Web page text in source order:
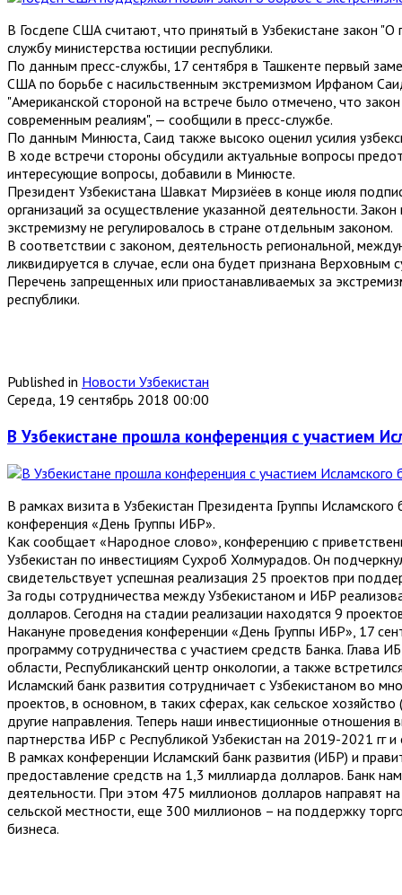
В Госдепе США считают, что принятый в Узбекистане закон
службу министерства юстиции республики.
По данным пресс-службы, 17 сентября в Ташкенте первый
США по борьбе с насильственным экстремизмом Ирфаном
"Американской стороной на встрече было отмечено, что
современным реалиям", — сообщили в пресс-службе.
По данным Минюста, Саид также высоко оценил усилия
В ходе встречи стороны обсудили актуальные вопросы
интересующие вопросы, добавили в Минюсте.
Президент Узбекистана Шавкат Мирзиёев в конце июля
организаций за осуществление указанной деятельности.
экстремизму не регулировалось в стране отдельным законом.
В соответствии с законом, деятельность региональной,
ликвидируется в случае, если она будет признана Верховным
Перечень запрещенных или приостанавливаемых за
республики.
Published in Новости Узбекистан
Середа, 19 сентябрь 2018 00:00
В Узбекистане прошла конференция с участием
В рамках визита в Узбекистан Президента Группы
конференция «День Группы ИБР».
Как сообщает «Народное слово», конференцию с
Узбекистан по инвестициям Сухроб Холмурадов. Он
свидетельствует успешная реализация 25 проектов при
За годы сотрудничества между Узбекистаном и ИБР
долларов. Сегодня на стадии реализации находятся 9
Накануне проведения конференции «День Группы ИБР», 17
программу сотрудничества с участием средств Банка.
области, Республиканский центр онкологии, а также
Исламский банк развития сотрудничает с Узбекистаном во
проектов, в основном, в таких сферах, как сельское
другие направления. Теперь наши инвестиционные
партнерства ИБР с Республикой Узбекистан на 2019-2021
В рамках конференции Исламский банк развития (ИБР) и
предоставление средств на 1,3 миллиарда долларов. Банк
деятельности. При этом 475 миллионов долларов направят
сельской местности, еще 300 миллионов – на поддержку
бизнеса.